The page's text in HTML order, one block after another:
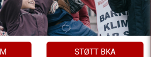
STØTT BKA